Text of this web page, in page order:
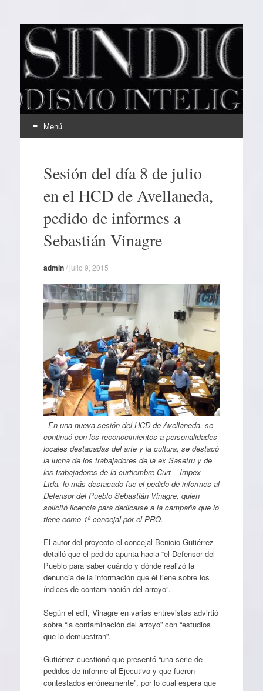
EL SINDICAL
Periodismo Inteligente
Menú
contenidoSesión del día 8 de julio
en el HCD de Avellaneda,
pedido de informes a
Sebastián Vinagre
admin/julio 9, 2015
En una nueva sesión del HCD de Avellaneda, se
continuó con los reconocimientos a personalidades
locales destacadas del arte y la cultura, se destacó
la lucha de los trabajadores de la ex Sasetru y de
los trabajadores de la curtiembre Curt – Impex
Ltda. lo más destacado fue el pedido de informes al
Defensor del Pueblo Sebastián Vinagre, quien
solicitó licencia para dedicarse a la campaña que lo
tiene como 1º concejal por el PRO.
El autor del proyecto el concejal Benicio Gutiérrez
detalló que el pedido apunta hacia “el Defensor del
Pueblo para saber cuándo y dónde realizó la
denuncia de la información que él tiene sobre los
índices de contaminación del arroyo”.
Según el edil, Vinagre en varias entrevistas advirtió
sobre “la contaminación del arroyo” con “estudios
que lo demuestran”.
Gutiérrez cuestionó que presentó “una serie de
pedidos de informe al Ejecutivo y que fueron
contestados erróneamente”, por lo cual espera que